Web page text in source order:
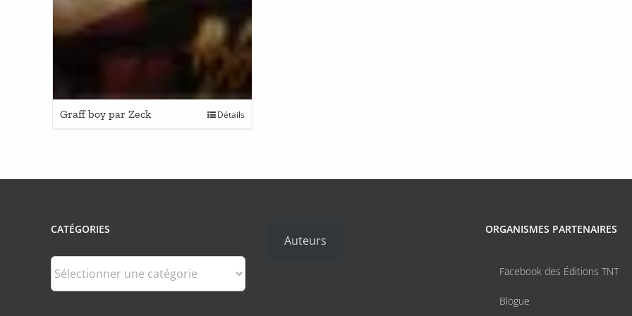
Graff boy par Zeck Détails
CATÉGORIES
Catégories
Auteurs
ORGANISMES PARTENAIRES
Facebook des Éditions TNT
Blogue